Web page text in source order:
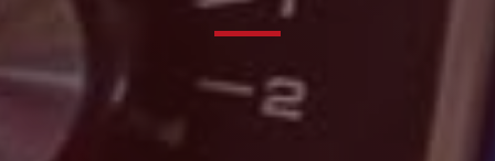
la ruta de la seda